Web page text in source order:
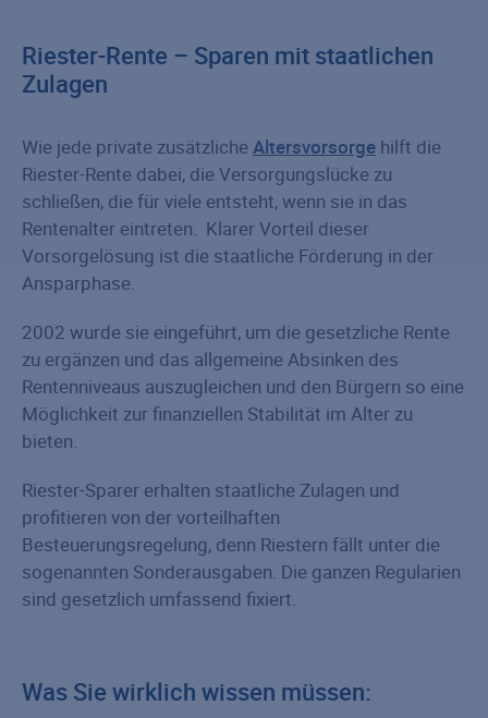
Riester-Rente – Sparen mit staatlichen
Zulagen
Wie jede private zusätzliche Altersvorsorge hilft die
Riester-Rente dabei, die Versorgungslücke zu
schließen, die für viele entsteht, wenn sie in das
Rentenalter eintreten. Klarer Vorteil dieser
Vorsorgelösung ist die staatliche Förderung in der
Ansparphase.
2002 wurde sie eingeführt, um die gesetzliche Rente
zu ergänzen und das allgemeine Absinken des
Rentenniveaus auszugleichen und den Bürgern so eine
Möglichkeit zur finanziellen Stabilität im Alter zu
bieten.
Riester-Sparer erhalten staatliche Zulagen und
profitieren von der vorteilhaften
Besteuerungsregelung, denn Riestern fällt unter die
sogenannten Sonderausgaben. Die ganzen Regularien
sind gesetzlich umfassend fixiert.
Was Sie wirklich wissen müssen: